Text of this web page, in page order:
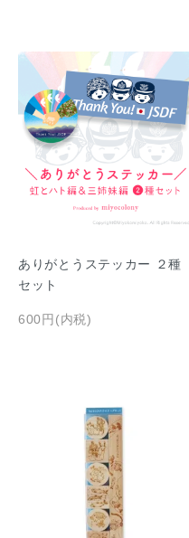
ありがとうステッカー ２種
セット
600円(内税)